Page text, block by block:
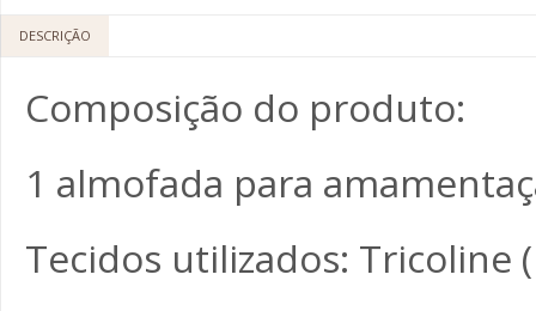
DESCRIÇÃO
Composição do produto:
1 almofada para
Tecidos utilizados: Tricoline